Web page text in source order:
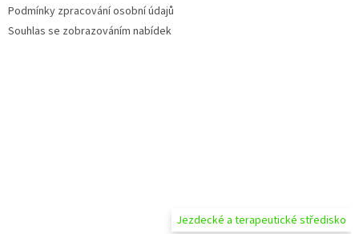
Podmínky zpracování osobní údajů
Souhlas se zobrazováním nabídek
Jezdecké a terapeutické středisko